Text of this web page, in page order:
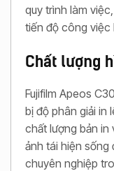
quy trình làm
tiến độ công việc
Chất lượng
Fujifilm Apeos
bị độ phân giải in
chất lượng bản in
ảnh tái hiện sống
chuyên nghiệp